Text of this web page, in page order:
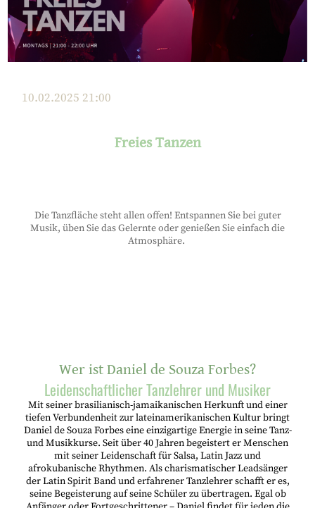
10.02.2025 21:00
Freies Tanzen
Die Tanzfläche steht allen offen! Entspannen Sie bei guter
Musik, üben Sie das Gelernte oder genießen Sie einfach die
Atmosphäre.
Wer ist Daniel de Souza Forbes?
Leidenschaftlicher Tanzlehrer und Musiker
Mit seiner brasilianisch-jamaikanischen Herkunft und einer
tiefen Verbundenheit zur lateinamerikanischen Kultur bringt
Daniel de Souza Forbes eine einzigartige Energie in seine Tanz-
und Musikkurse. Seit über 40 Jahren begeistert er Menschen
mit seiner Leidenschaft für Salsa, Latin Jazz und
afrokubanische Rhythmen. Als charismatischer Leadsänger
der Latin Spirit Band und erfahrener Tanzlehrer schafft er es,
seine Begeisterung auf seine Schüler zu übertragen. Egal ob